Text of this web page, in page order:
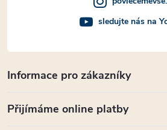
Informace pro zákazníky
Přijímáme online platby
sledujte nás na